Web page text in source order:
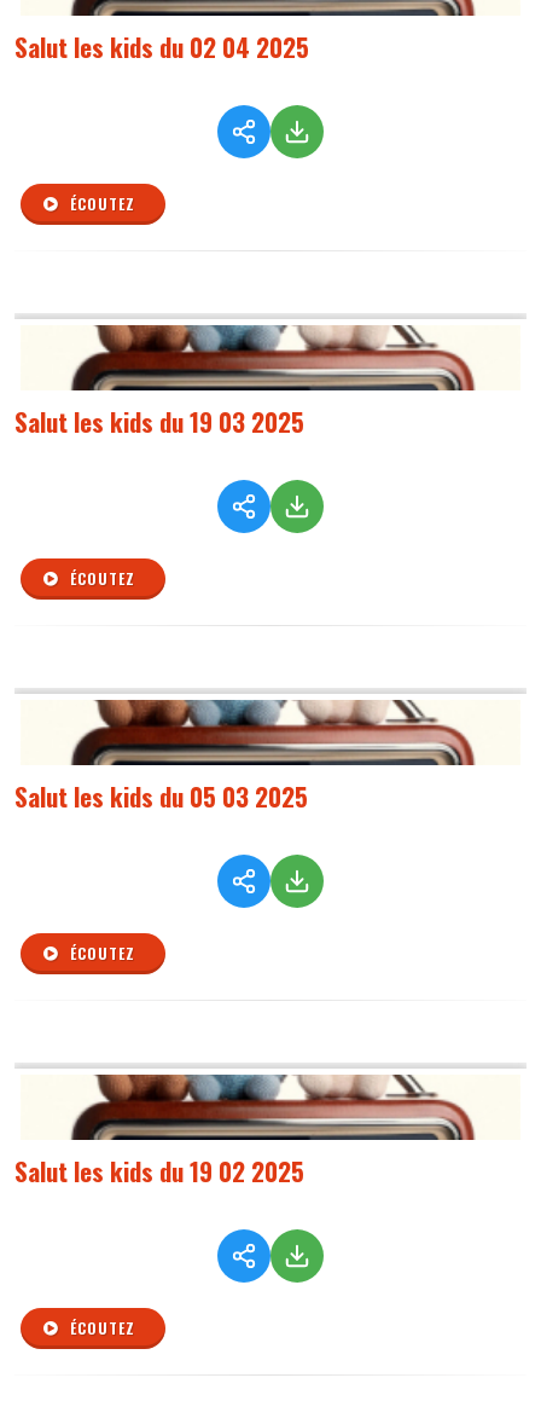
Salut les kids du 02 04 2025
ÉCOUTEZ
Salut les kids du 19 03 2025
ÉCOUTEZ
Salut les kids du 05 03 2025
ÉCOUTEZ
Salut les kids du 19 02 2025
ÉCOUTEZ